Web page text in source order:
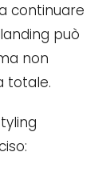
continuare
può
non
totale.